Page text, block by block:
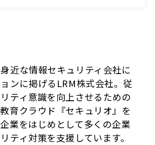
身近な情報セキュリティ会社に
ンに掲げるLRM株式会社。従
ティ意識を向上させるための
育クラウド『セキュリオ』を
業をはじめとして多くの企業
ティ対策を支援しています。